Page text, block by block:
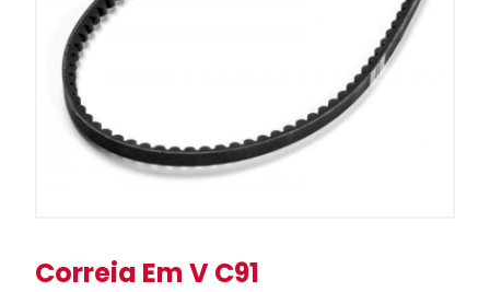
Correia Em V C91